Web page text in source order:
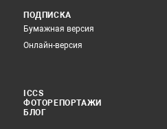
ПОДПИСКА
Бумажная версия
Онлайн-версия
ICCS
ФОТОРЕПОРТАЖИ
БЛОГ